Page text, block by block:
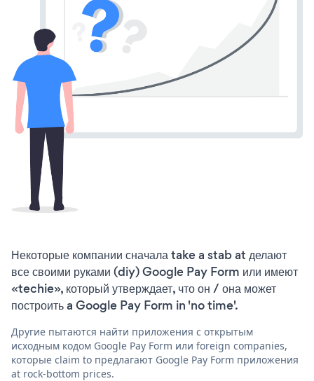
Некоторые компании сначала take a stab at делают
все своими руками (diy) Google Pay Form или имеют
«techie», который утверждает, что он / она может
построить a Google Pay Form in 'no time'.
Другие пытаются найти приложения с открытым
исходным кодом Google Pay Form или foreign companies,
которые claim to предлагают Google Pay Form приложения
at rock-bottom prices.